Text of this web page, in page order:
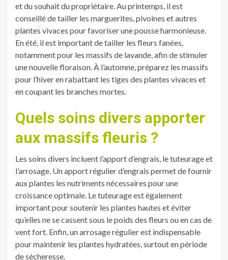
et du souhait du propriétaire. Au printemps, il est
conseillé de tailler les marguerites, pivoines et autres
plantes vivaces pour favoriser une pousse harmonieuse.
En été, il est important de tailler les fleurs fanées,
notamment pour les massifs de lavande, afin de stimuler
une nouvelle floraison. À l’automne, préparez les massifs
pour l’hiver en rabattant les tiges des plantes vivaces et
en coupant les branches mortes.
Quels soins divers apporter
aux massifs fleuris ?
Les soins divers incluent l’apport d’engrais, le tuteurage et
l’arrosage. Un apport régulier d’engrais permet de fournir
aux plantes les nutriments nécessaires pour une
croissance optimale. Le tuteurage est également
important pour soutenir les plantes hautes et éviter
qu’elles ne se cassent sous le poids des fleurs ou en cas de
vent fort. Enfin, un arrosage régulier est indispensable
pour maintenir les plantes hydratées, surtout en période
de sécheresse.